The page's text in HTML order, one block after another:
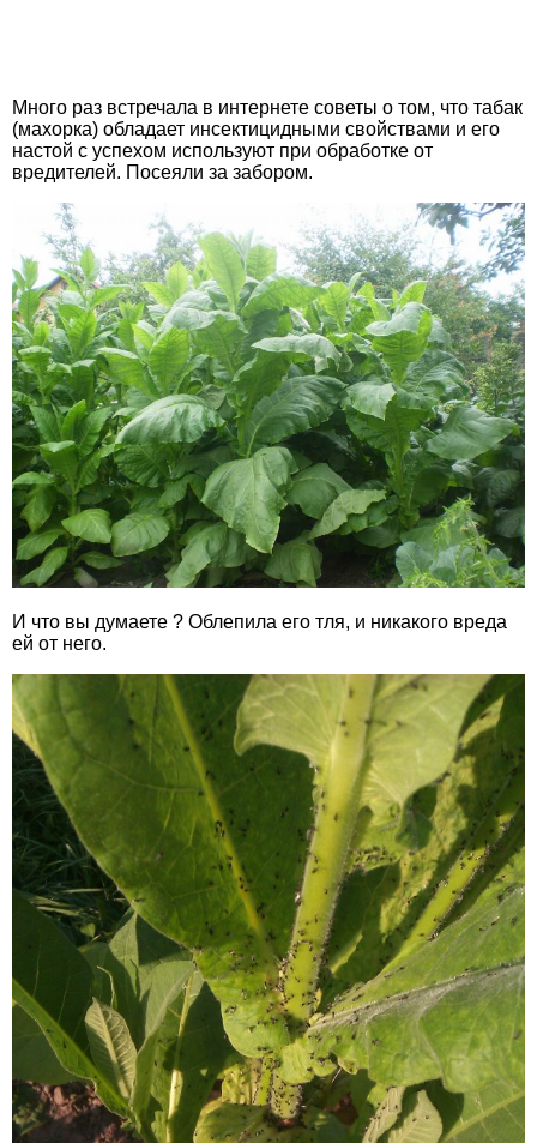
Много раз встречала в интернете советы о том, что табак
(махорка) обладает инсектицидными свойствами и его
настой с успехом используют при обработке от
вредителей. Посеяли за забором.
И что вы думаете ? Облепила его тля, и никакого вреда
ей от него.